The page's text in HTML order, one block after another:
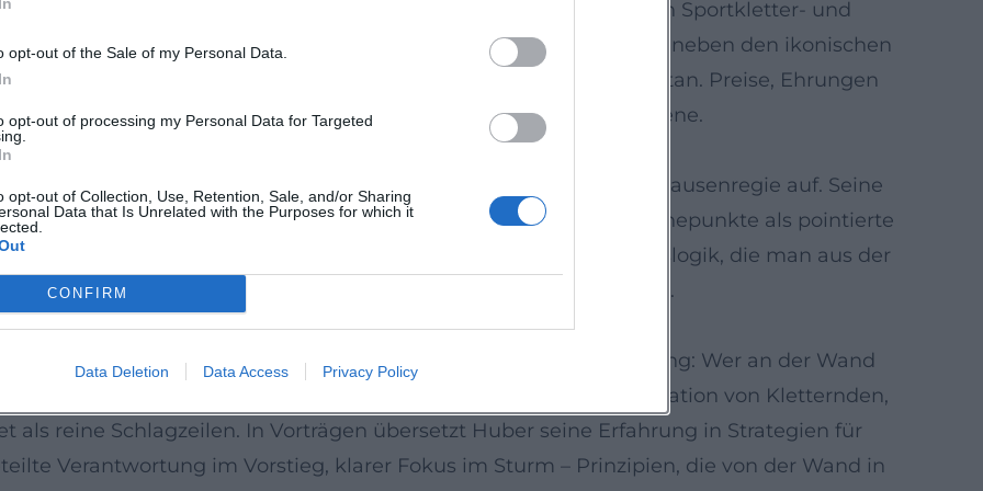
opt-out of the Sale of my Personal Data.
opt-out of processing my Personal Data for Targeted
opt-out of Collection, Use, Retention, Sale, and/or Sharing
Data that Is Unrelated with the Purposes for which it
CONFIRM
Data Deletion Data Access Privacy Policy
und Filme. Seine Vita dokumentiert Erstbegehungen in Sportkletter- und
Free-Solo-Performances. Prägende Titel seiner „Werke“ sind neben den ikonischen
Bellavista, Pan Aroma oder Rotpunktbegehungen am El Capitan. Preise, Ehrungen
bestätigen die Relevanz seines Oeuvres für die internationale Szene.
am Fels
mikropräziser Fußarbeit, ökonomischer Griffwahl und taktischer Pausenregie auf. Seine
und Entlastung, bauen Sequenzen wie Sätze, setzen Höhepunkte als pointierte
Routenführung und Schnelligkeit – eine Produktionslogik, die man aus der
ineinander, nichts ist Zufall, alles dient der Klarheit der Linie.
über den Bergsport hinaus wirkt
und Risikoforschung. Er steht für eine Kultur der Verantwortung: Wer an der Wand
Partner, vor allem sich selbst. Diese Haltung prägt eine Generation von Kletternden,
als reine Schlagzeilen. In Vorträgen übersetzt Huber seine Erfahrung in Strategien für
Verantwortung im Vorstieg, klarer Fokus im Sturm – Prinzipien, die von der Wand in